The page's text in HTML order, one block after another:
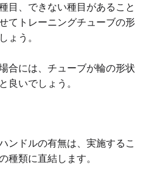
目、できない種目があること
てトレーニングチューブの形
ょう。
合には、チューブが輪の形状
良いでしょう。
ンドルの有無は、実施するこ
種類に直結します。